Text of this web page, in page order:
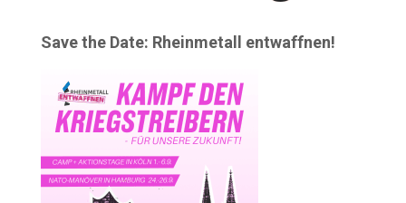
Save the Date: Rheinmetall entwaffnen!